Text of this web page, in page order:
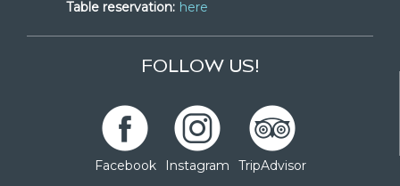
Table reservation: here
FOLLOW US!
Facebook Instagram TripAdvisor